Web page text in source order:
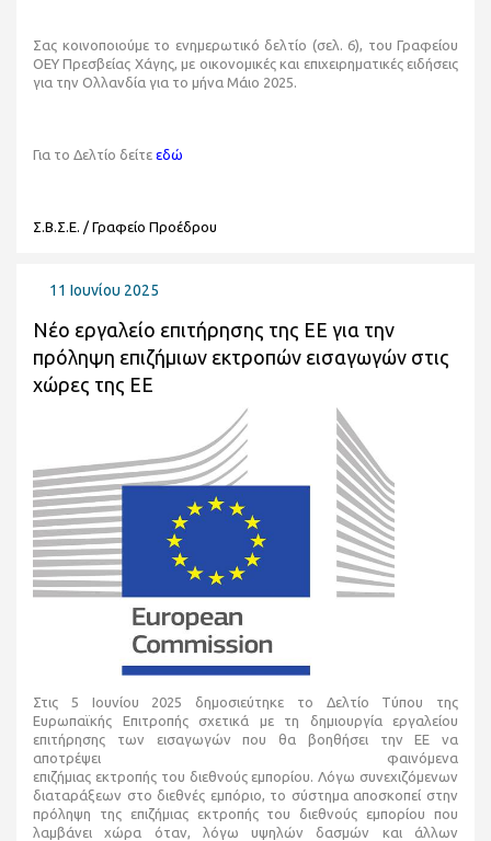
Σας κοινοποιούμε το ενημερωτικό δελτίο (σελ. 6), του Γραφείου
ΟΕΥ Πρεσβείας Χάγης, με οικονομικές και επιχειρηματικές ειδήσεις
για την Ολλανδία για το μήνα Μάιο 2025.
Για το Δελτίο δείτε εδώ
Σ.Β.Σ.Ε. / Γραφείο Προέδρου
11 Ιουνίου 2025
Νέο εργαλείο επιτήρησης της ΕΕ για την
πρόληψη επιζήμιων εκτροπών εισαγωγών στις
χώρες της ΕΕ
Στις 5 Ιουνίου 2025 δημοσιεύτηκε το Δελτίο Τύπου της
Ευρωπαϊκής Επιτροπής σχετικά με τη δημιουργία εργαλείου
επιτήρησης των εισαγωγών που θα βοηθήσει την ΕΕ να
αποτρέψει φαινόμενα
επιζήμιας εκτροπήςτου διεθνούς εμπορίου.Λόγω συνεχιζόμενων
διαταράξεων στο διεθνές εμπόριο, το σύστημα αποσκοπεί στην
πρόληψη της επιζήμιας εκτροπής του διεθνούς εμπορίου που
λαμβάνει χώρα όταν, λόγω υψηλών δασμών και άλλων